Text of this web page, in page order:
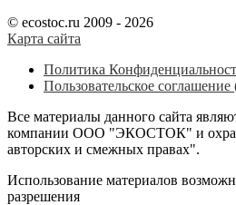
© ecostoc.ru 2009 - 2026
Карта сайта
Политика
Пользовательское соглашение
Все материалы данного сайта
компании ООО "ЭКОСТОК" и
авторских и смежных правах".
Использование материалов
разрешения